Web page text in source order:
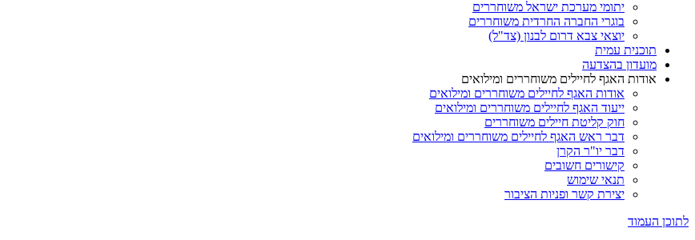
יתומי מערכת ישראל משוחררים
בוגרי החברה החרדית משוחררים
יוצאי צבא דרום לבנון (צד"ל)
תוכנית עמית
מועדון בהצדעה
אודות האגף לחיילים משוחררים ומילואים
אודות האגף לחיילים משוחררים ומילואים
ייעוד האגף לחיילים משוחררים ומילואים
חוק קליטת חיילים משוחררים
דבר ראש האגף לחיילים משוחררים ומילואים
דבר יו"ר הקרן
קישורים חשובים
תנאי שימוש
יצירת קשר ופניות הציבור
לתוכן העמוד